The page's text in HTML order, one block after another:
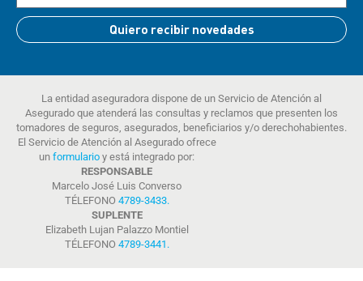
Quiero recibir novedades
La entidad aseguradora dispone de un Servicio de Atención al
Asegurado que atenderá las consultas y reclamos que presenten los
tomadores de seguros, asegurados, beneficiarios y/o derechohabientes.
El Servicio de Atención al Asegurado ofrece
un formulario y está integrado por:
RESPONSABLE
Marcelo José Luis Converso
TÉLEFONO 4789-3433.
SUPLENTE
Elizabeth Lujan Palazzo Montiel
TÉLEFONO 4789-3441 .